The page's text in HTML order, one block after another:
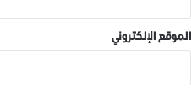
الموقع الإلكتروني